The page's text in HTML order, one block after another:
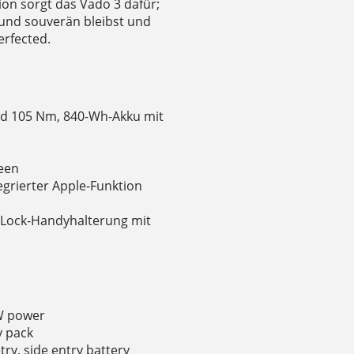
sorgt das Vado 3 dafür;
souverän bleibst und
105 Nm, 840-Wh-Akku mit
Apple-Funktion
Handyhalterung mit
power
pack
side entry battery